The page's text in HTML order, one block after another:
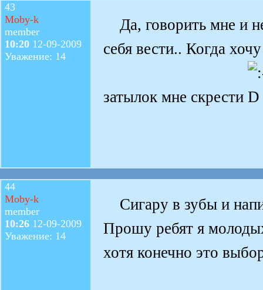
43
Moby-k
member
10:20 12-09-2009
Уважение: 14
Да, говорить мне и
себя вести.. Когда
затылок мне скрести
44
Moby-k
member
10:26 12-09-2009
Уважение: 14
Сигару в зубы и
Прошу ребят я
хотя конечно это